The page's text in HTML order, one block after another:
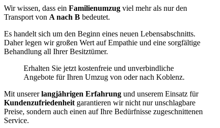
Wir wissen, dass ein Familienumzug viel mehr als nur den
Transport von A nach B bedeutet.
Es handelt sich um den Beginn eines neuen Lebensabschnitts.
Daher legen wir großen Wert auf Empathie und eine sorgfältige
Behandlung all Ihrer Besitztümer.
Erhalten Sie jetzt kostenfreie und unverbindliche
Angebote für Ihren Umzug von oder nach Koblenz.
Mit unsererlangjährigen Erfahrung und unserem Einsatz für
Kundenzufriedenheit garantieren wir nicht nur unschlagbare
Preise, sondern auch einen auf Ihre Bedürfnisse zugeschnittenen
Service.